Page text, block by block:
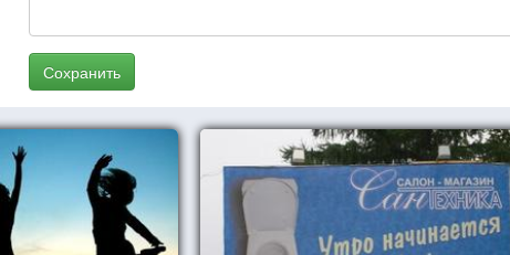
Сохранить